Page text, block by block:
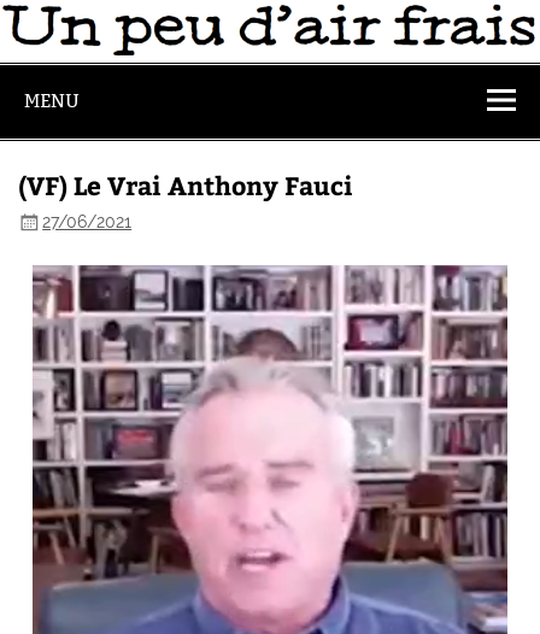
MENU
(VF) Le Vrai Anthony Fauci
27/06/2021